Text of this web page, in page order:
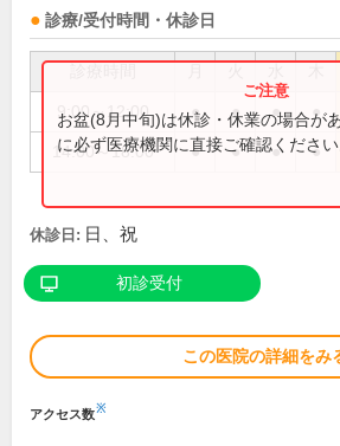
診療/受付時間・休診日
9:00～12:00 ● ● ● ●
14:00～18:00 ● ● ● ●
お盆(8月中旬)は休診・休業の場合が
に必ず医療機関に直接ご確認ください
休診日: 日、祝
初診受付
この医院の詳細をみ
アクセス数※